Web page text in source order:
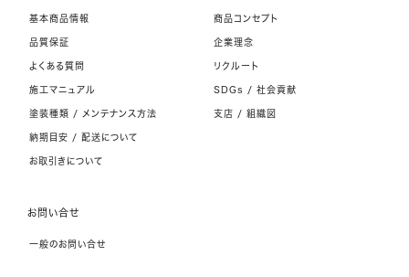
基本商品情報
品質保証
よくある質問
施工マニュアル
塗装種類 / メンテナンス方法
納期目安 / 配送について
お取引きについて
商品コンセプト
企業理念
リクルート
SDGs / 社会貢献
支店 / 組織図
お問い合せ
一般のお問い合せ